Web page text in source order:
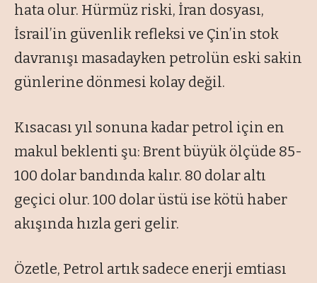
hata olur. Hürmüz riski, İran dosyası,
İsrail’in güvenlik refleksi ve Çin’in stok
davranışı masadayken petrolün eski sakin
günlerine dönmesi kolay değil.
Kısacası yıl sonuna kadar petrol için en
makul beklenti şu: Brent büyük ölçüde 85-
100 dolar bandında kalır. 80 dolar altı
geçici olur. 100 dolar üstü ise kötü haber
akışında hızla geri gelir.
Özetle, Petrol artık sadece enerji emtiası